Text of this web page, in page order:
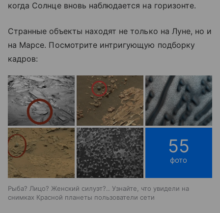
когда Солнце вновь наблюдается на горизонте.
Странные объекты находят не только на Луне, но и
на Марсе. Посмотрите интригующую подборку
кадров:
55
фото
Рыба? Лицо? Женский силуэт?.. Узнайте, что увидели на
снимках Красной планеты пользователи сети